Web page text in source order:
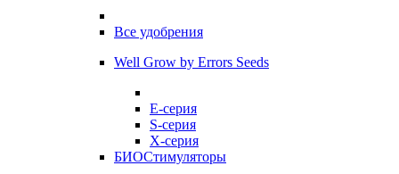
Все удобрения
Well Grow by Errors Seeds
E-серия
S-серия
X-серия
БИОСтимуляторы